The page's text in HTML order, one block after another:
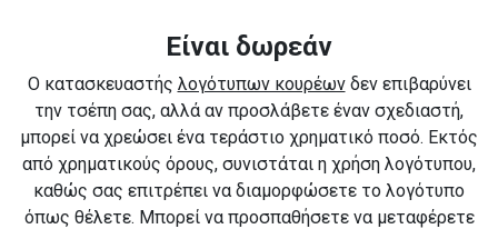
Είναι δωρεάν
Ο κατασκευαστής λογότυπων κουρέωνδεν επιβαρύνει
την τσέπη σας, αλλά αν προσλάβετε έναν σχεδιαστή,
μπορεί να χρεώσει ένα τεράστιο χρηματικό ποσό. Εκτός
από χρηματικούς όρους, συνιστάται η χρήση λογότυπου,
καθώς σας επιτρέπει να διαμορφώσετε το λογότυπο
όπως θέλετε. Μπορεί να προσπαθήσετε να μεταφέρετε